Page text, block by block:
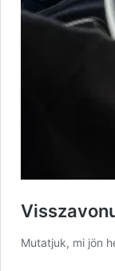
Mutatjuk, mi jön